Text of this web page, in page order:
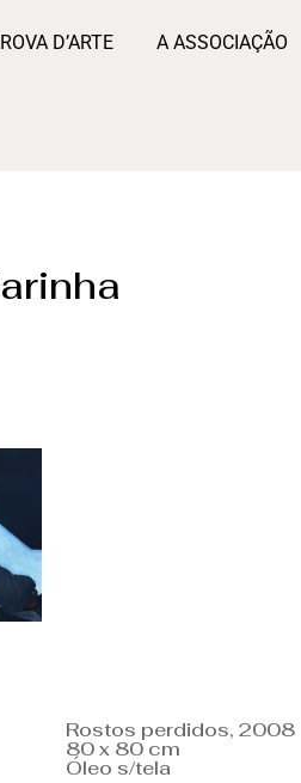
D’ARTE A ASSOCIAÇÃO
Rostos perdidos, 2008
80 x 80 cm
Óleo s/tela